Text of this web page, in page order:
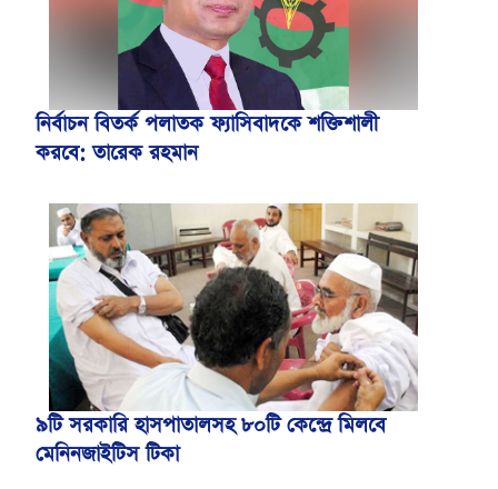
নির্বাচন বিতর্ক পলাতক ফ্যাসিবাদকে শক্তিশালী
করবে: তারেক রহমান
৯টি সরকারি হাসপাতালসহ ৮০টি কেন্দ্রে মিলবে
মেনিনজাইটিস টিকা